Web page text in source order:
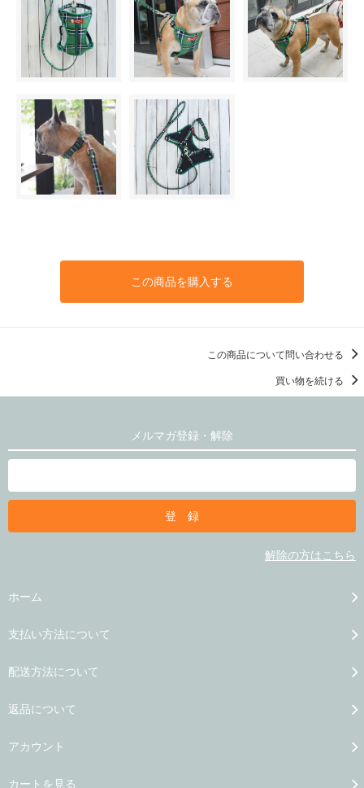
この商品を購入する
この商品について問い合わせる
買い物を続ける
メルマガ登録・解除
解除の方はこちら
ホーム
支払い方法について
配送方法について
返品について
アカウント
カートを見る